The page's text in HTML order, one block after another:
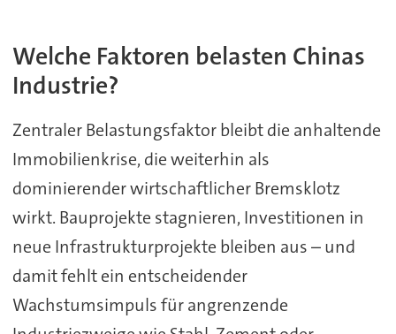
Welche Faktoren belasten Chinas
Industrie?
Zentraler Belastungsfaktor bleibt die anhaltende
Immobilienkrise, die weiterhin als
dominierender wirtschaftlicher Bremsklotz
wirkt. Bauprojekte stagnieren, Investitionen in
neue Infrastrukturprojekte bleiben aus – und
damit fehlt ein entscheidender
Wachstumsimpuls für angrenzende